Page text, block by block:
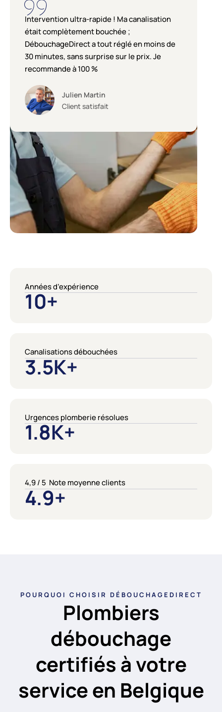
Intervention ultra-rapide ! Ma canalisation
était complètement bouchée ;
DébouchageDirect a tout réglé en moins de
30 minutes, sans surprise sur le prix. Je
recommande à 100 %
Julien Martin
Client satisfait
Années d’expérience
10+
Canalisations débouchées
3.5K+
Urgences plomberie résolues
1.8K+
4,9 / 5 Note moyenne clients
4.9+
POURQUOI CHOISIR DÉBOUCHAGEDIRECT
Plombiers
débouchage
certifiés à votre
service en Belgique